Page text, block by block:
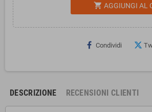
shopping_cart AGGIUNGI AL
Condividi
DESCRIZIONE RECENSIONI CLIENTI